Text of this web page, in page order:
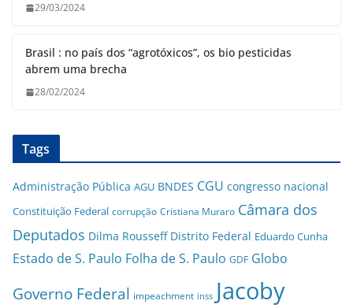
29/03/2024
Brasil : no país dos “agrotóxicos”, os bio pesticidas
abrem uma brecha
28/02/2024
Tags
Administração Pública AGU BNDES CGU congresso nacional
Constituição Federal corrupção Cristiana Muraro Câmara dos
Deputados Dilma Rousseff Distrito Federal Eduardo Cunha
Estado de S. Paulo Folha de S. Paulo GDF Globo
Governo Federal impeachment inss Jacoby